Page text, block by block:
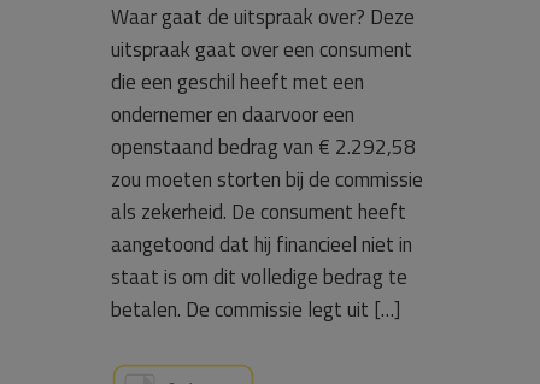
Waar gaat de uitspraak over? Deze
uitspraak gaat over een consument
die een geschil heeft met een
ondernemer en daarvoor een
openstaand bedrag van € 2.292,58
zou moeten storten bij de commissie
als zekerheid. De consument heeft
aangetoond dat hij financieel niet in
staat is om dit volledige bedrag te
betalen. De commissie legt uit […]